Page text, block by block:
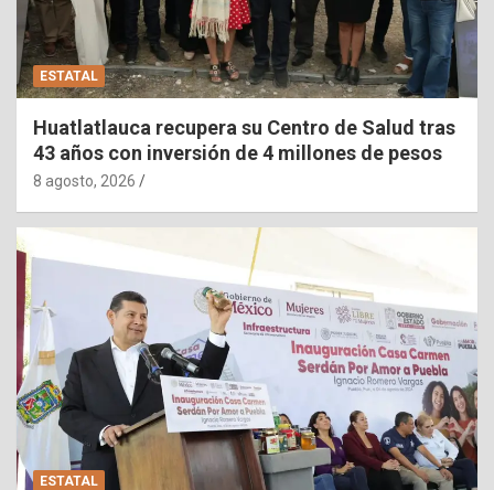
ESTATAL
Huatlatlauca recupera su Centro de Salud tras
43 años con inversión de 4 millones de pesos
8 agosto, 2026
ESTATAL